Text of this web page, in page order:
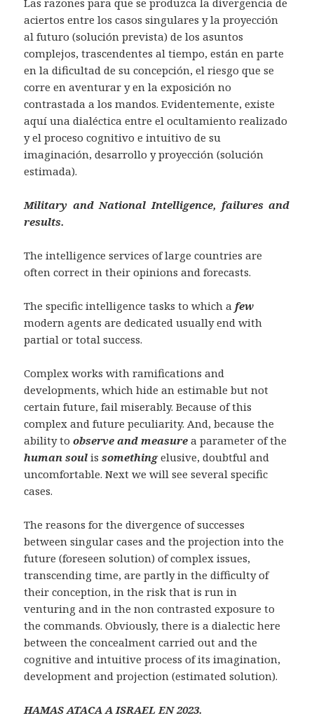
Las razones para que se produzca la divergencia de
aciertos entre los casos singulares y la proyección
al futuro (solución prevista) de los asuntos
complejos, trascendentes al tiempo, están en parte
en la dificultad de su concepción, el riesgo que se
corre en aventurar y en la exposición no
contrastada a los mandos. Evidentemente, existe
aquí una dialéctica entre el ocultamiento realizado
y el proceso cognitivo e intuitivo de su
imaginación, desarrollo y proyección (solución
estimada).
Military and National Intelligence, failures and
results.
The intelligence services of large countries are
often correct in their opinions and forecasts.
The specific intelligence tasks to which afew
modern agents are dedicated usually end with
partial or total success.
Complex works with ramifications and
developments, which hide an estimable but not
certain future, fail miserably. Because of this
complex and future peculiarity. And, because the
ability toobserve and measure
human soul issomethingelusive, doubtful and
uncomfortable. Next we will see several specific
cases.
The reasons for the divergence of successes
between singular cases and the projection into the
future (foreseen solution) of complex issues,
transcending time, are partly in the difficulty of
their conception, in the risk that is run in
venturing and in the non contrasted exposure to
the commands. Obviously, there is a dialectic here
between the concealment carried out and the
cognitive and intuitive process of its imagination,
development and projection (estimated solution).
HAMAS ATACA A ISRAEL EN 2023.